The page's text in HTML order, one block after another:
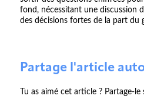
fond, nécessitant une discussion
des décisions fortes de la part du
Partage l'article
Tu as aimé cet article ? Partage-